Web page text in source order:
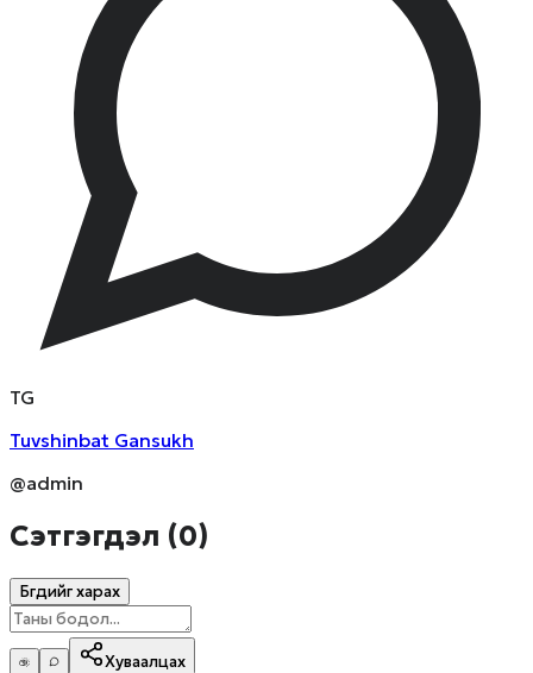
TG
Tuvshinbat Gansukh
@admin
Сэтгэгдэл (0)
Бүгдийг харах
Хуваалцах